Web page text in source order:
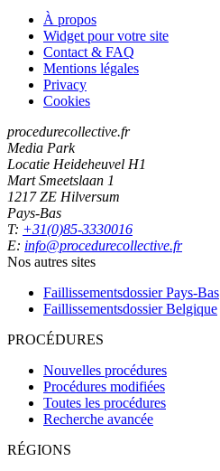
À propos
Widget pour votre site
Contact & FAQ
Mentions légales
Privacy
Cookies
procedurecollective.fr
Media Park
Locatie Heideheuvel H1
Mart Smeetslaan 1
1217 ZE Hilversum
Pays-Bas
T: +31(0)85-3330016
E: info@procedurecollective.fr
Nos autres sites
Faillissementsdossier Pays-Bas
Faillissementsdossier Belgique
PROCÉDURES
Nouvelles procédures
Procédures modifiées
Toutes les procédures
Recherche avancée
RÉGIONS